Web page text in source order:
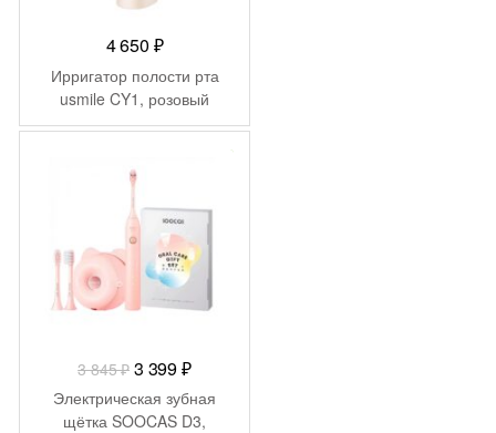
4 650 ₽
Ирригатор полости рта
usmile CY1, розовый
3 845₽ Первоначальная
цена
составляла
3 399₽Текущая
цена:
3
Электрическая зубная
щётка SOOCAS D3,